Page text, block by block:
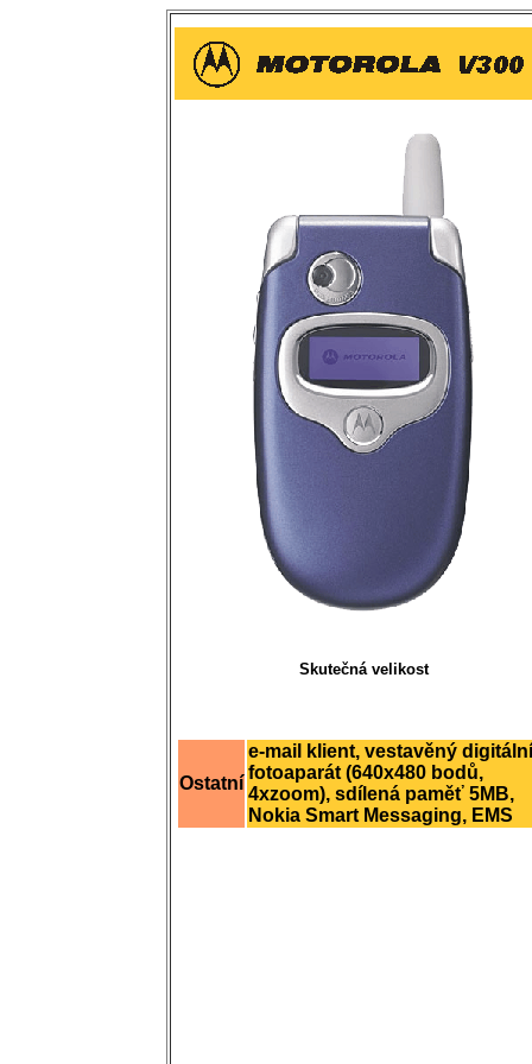
Skutečná velikost
Ostatní
e-mail klient, vestavěný digitální
fotoaparát (640x480 bodů,
4xzoom), sdílená paměť 5MB,
Nokia Smart Messaging, EMS